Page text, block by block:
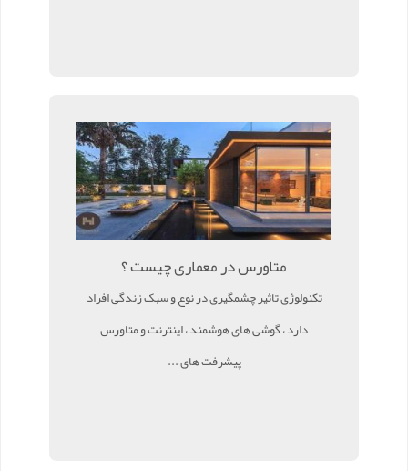
متاورس در معماری چیست ؟
تکنولوژی تاثیر چشمگیری در نوع و سبک زندگی افراد
دارد ، گوشی های هوشمند ، اینترنت و متاورس
پیشرفت های ...